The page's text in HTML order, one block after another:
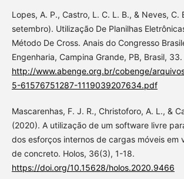
Lopes, A. P., Castro, L. C. L. B., & Neves, C.
setembro). Utilização De Planilhas
Método De Cross. Anais do Congresso
Engenharia, Campina Grande, PB, Brasil,
http://www.abenge.org.br/cobenge/
5-61576751287-1119039207634.pdf
Mascarenhas, F. J. R., Christoforo, A. L., &
(2020). A utilização de um software livre
dos esforços internos de cargas móveis em
de concreto. Holos, 36(3), 1-18.
https://doi.org/10.15628/holos.2020.9466